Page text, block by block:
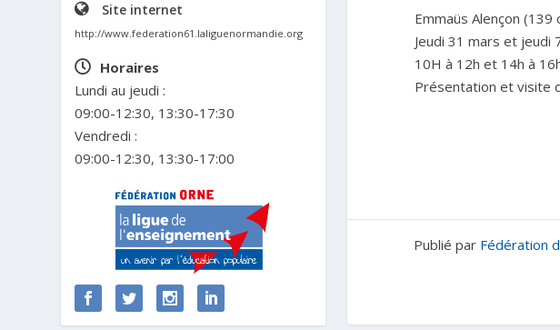
Emmaüs Alençon (139
Jeudi 31 mars et jeudi
10H à 12h et 14h à
Présentation et visite
Publié par Fédération
Site internet
http://www.federation61.laliguenormandie.org
Horaires
Lundi au jeudi :
09:00-12:30, 13:30-17:30
Vendredi :
09:00-12:30, 13:30-17:00